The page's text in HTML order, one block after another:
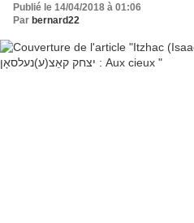
Publié le 14/04/2018 à 01:06
Par bernard22